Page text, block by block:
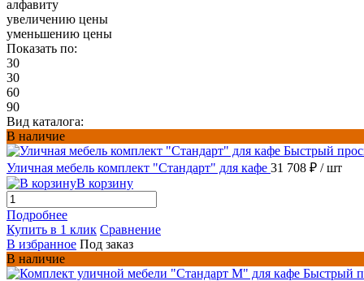
алфавиту
увеличению цены
уменьшению цены
Показать по:
30
30
60
90
Вид каталога:
В наличие
Быстрый
Уличная мебель комплект "Стандарт" для кафе 31 708 ₽ / шт
В корзину
Подробнее
Купить в 1 клик Сравнение
В избранное Под заказ
В наличие
Быстрый